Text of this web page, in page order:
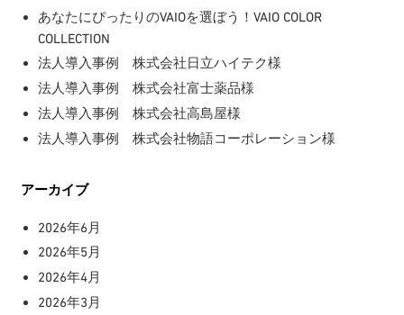
あなたにぴったりのVAIOを選ぼう！VAIO COLOR
COLLECTION
法人導入事例 株式会社日立ハイテク様
法人導入事例 株式会社富士薬品様
法人導入事例 株式会社高島屋様
法人導入事例 株式会社物語コーポレーション様
アーカイブ
2026年6月
2026年5月
2026年4月
2026年3月